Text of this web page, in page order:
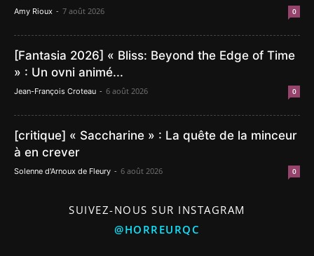
Amy Rioux - 7 août 2026 0
[Fantasia 2026] « Bliss: Beyond the Edge of Time
» : Un ovni animé...
Jean-François Croteau - 6 août 2026 0
[critique] « Saccharine » : La quête de la minceur
à en crever
Solenne d'Arnoux de Fleury - 6 août 2026 0
SUIVEZ-NOUS SUR INSTAGRAM
@HORREURQC